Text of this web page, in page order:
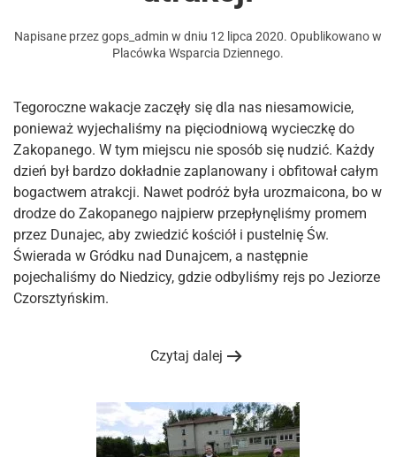
Napisane przezgops_admin w dniu 12 lipca 2020. Opublikowano w
Placówka Wsparcia Dziennego.
Tegoroczne wakacje zaczęły się dla nas niesamowicie,
ponieważ wyjechaliśmy na pięciodniową wycieczkę do
Zakopanego. W tym miejscu nie sposób się nudzić. Każdy
dzień był bardzo dokładnie zaplanowany i obfitował całym
bogactwem atrakcji. Nawet podróż była urozmaicona, bo w
drodze do Zakopanego najpierw przepłynęliśmy promem
przez Dunajec, aby zwiedzić kościół i pustelnię Św.
Świerada w Gródku nad Dunajcem, a następnie
pojechaliśmy do Niedzicy, gdzie odbyliśmy rejs po Jeziorze
Czorsztyńskim.
Czytaj dalej